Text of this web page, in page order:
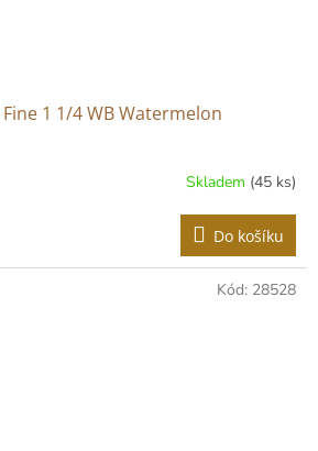
Fine 1 1/4 WB Watermelon
Skladem (45 ks)
Do košíku
Kód: 28528